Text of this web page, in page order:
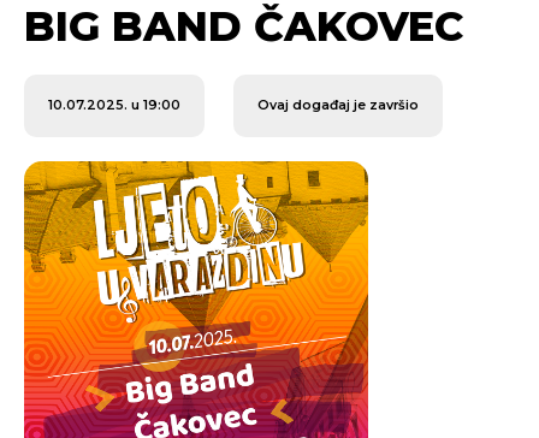
BIG BAND ČAKOVEC
10.07.2025. u 19:00 Ovaj događaj je završio